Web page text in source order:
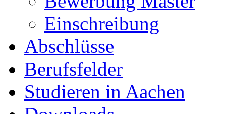
Einschreibung
Abschlüsse
Berufsfelder
Studieren in Aachen